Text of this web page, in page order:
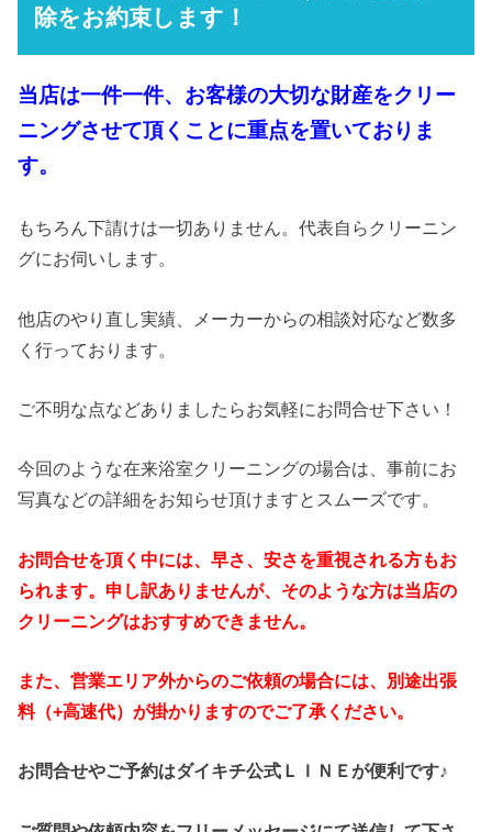
除をお約束します！
当店は一件一件、お客様の大切な財産をクリー
ニングさせて頂くことに重点を置いておりま
す。
もちろん下請けは一切ありません。代表自らクリーニン
グにお伺いします。
他店のやり直し実績、メーカーからの相談対応など数多
く行っております。
ご不明な点などありましたらお気軽にお問合せ下さい！
今回のような在来浴室クリーニングの場合は、事前にお
写真などの詳細をお知らせ頂けますとスムーズです。
お問合せを頂く中には、早さ、安さを重視される方もお
られます。申し訳ありませんが、そのような方は当店の
クリーニングはおすすめできません。
また、営業エリア外からのご依頼の場合には、別途出張
料（+高速代）が掛かりますのでご了承ください。
お問合せやご予約はダイキチ公式ＬＩＮＥが便利です♪